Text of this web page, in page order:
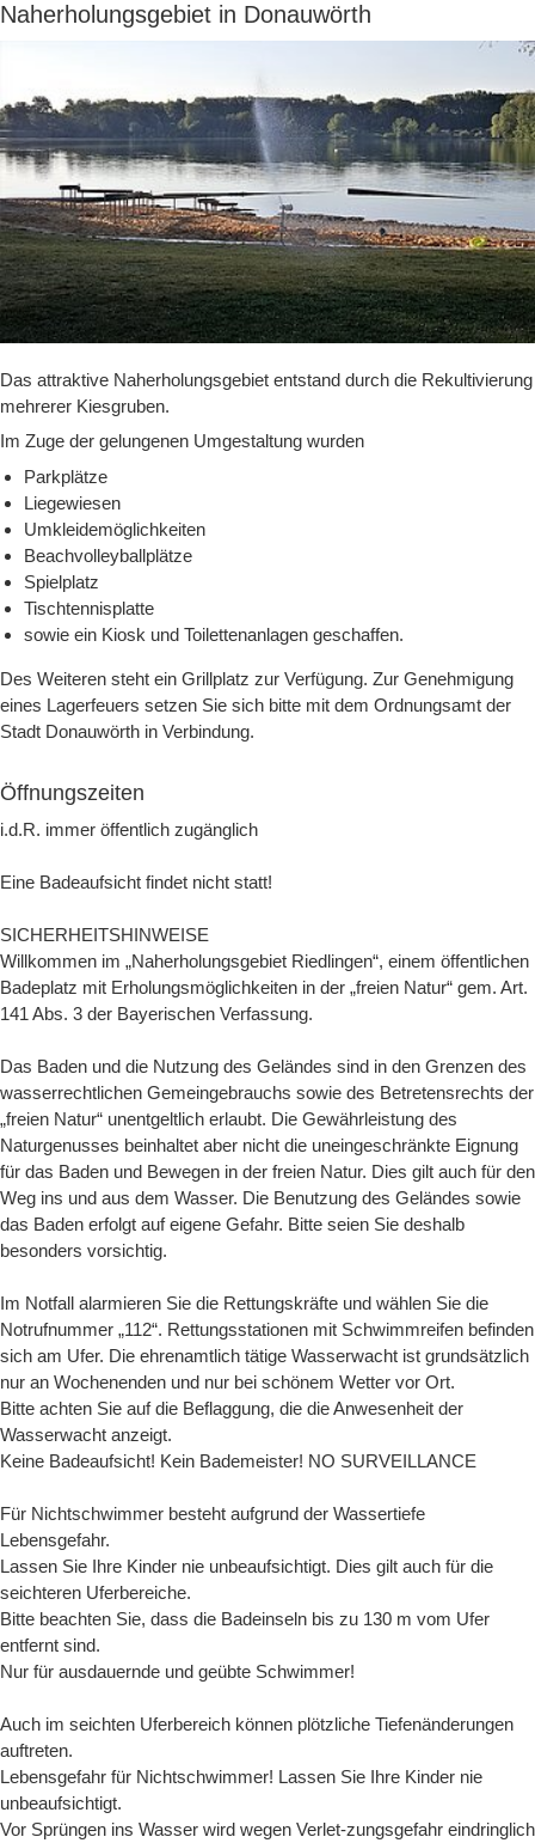
Naherholungsgebiet in Donauwörth
Das attraktive Naherholungsgebiet entstand durch die Rekultivierung
mehrerer Kiesgruben.
Im Zuge der gelungenen Umgestaltung wurden
Parkplätze
Liegewiesen
Umkleidemöglichkeiten
Beachvolleyballplätze
Spielplatz
Tischtennisplatte
sowie ein Kiosk und Toilettenanlagen geschaffen.
Des Weiteren steht ein Grillplatz zur Verfügung. Zur Genehmigung
eines Lagerfeuers setzen Sie sich bitte mit dem Ordnungsamt der
Stadt Donauwörth in Verbindung.
Öffnungszeiten
i.d.R. immer öffentlich zugänglich
Eine Badeaufsicht findet nicht statt!
SICHERHEITSHINWEISE
Willkommen im „Naherholungsgebiet Riedlingen“, einem öffentlichen
Badeplatz mit Erholungsmöglichkeiten in der „freien Natur“ gem. Art.
141 Abs. 3 der Bayerischen Verfassung.
Das Baden und die Nutzung des Geländes sind in den Grenzen des
wasserrechtlichen Gemeingebrauchs sowie des Betretensrechts der
„freien Natur“ unentgeltlich erlaubt. Die Gewährleistung des
Naturgenusses beinhaltet aber nicht die uneingeschränkte Eignung
für das Baden und Bewegen in der freien Natur. Dies gilt auch für den
Weg ins und aus dem Wasser. Die Benutzung des Geländes sowie
das Baden erfolgt auf eigene Gefahr. Bitte seien Sie deshalb
besonders vorsichtig.
Im Notfall alarmieren Sie die Rettungskräfte und wählen Sie die
Notrufnummer „112“. Rettungsstationen mit Schwimmreifen befinden
sich am Ufer. Die ehrenamtlich tätige Wasserwacht ist grundsätzlich
nur an Wochenenden und nur bei schönem Wetter vor Ort.
Bitte achten Sie auf die Beflaggung, die die Anwesenheit der
Wasserwacht anzeigt.
Keine Badeaufsicht! Kein Bademeister! NO SURVEILLANCE
Für Nichtschwimmer besteht aufgrund der Wassertiefe
Lebensgefahr.
Lassen Sie Ihre Kinder nie unbeaufsichtigt. Dies gilt auch für die
seichteren Uferbereiche.
Bitte beachten Sie, dass die Badeinseln bis zu 130 m vom Ufer
entfernt sind.
Nur für ausdauernde und geübte Schwimmer!
Auch im seichten Uferbereich können plötzliche Tiefenänderungen
auftreten.
Lebensgefahr für Nichtschwimmer! Lassen Sie Ihre Kinder nie
unbeaufsichtigt.
Vor Sprüngen ins Wasser wird wegen Verlet-zungsgefahr eindringlich